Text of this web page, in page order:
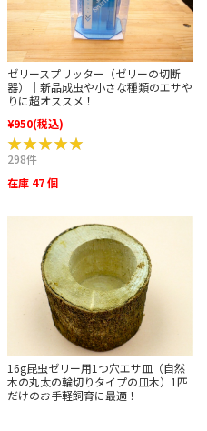
ゼリースプリッター（ゼリーの切断
器）｜新品成虫や小さな種類のエサや
りに超オススメ！
¥950(税込)
★★★★★
★★★★★
298件
在庫 47 個
16g昆虫ゼリー用1つ穴エサ皿（自然
木の丸太の輪切りタイプの皿木）1匹
だけのお手軽飼育に最適！